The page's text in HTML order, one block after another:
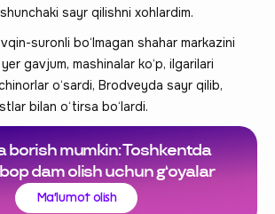
sayr qilishni xohlardim.
suronli bo‘lmagan shahar markazini
gavjum, mashinalar ko‘p, ilgarilari
o‘sardi, Brodveyda sayr qilib,
bilan o‘tirsa bo‘lardi.
borish mumkin: Toshkentda
dam olish uchun g‘oyalar
Ma'lumot olish